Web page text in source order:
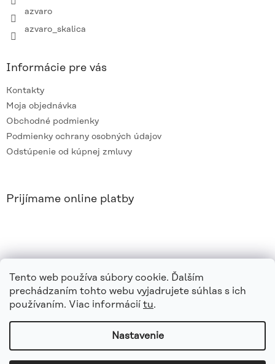
Tento web používa súbory cookie. Ďalším
prechádzaním tohto webu vyjadrujete súhlas s ich
používaním. Viac informácií tu.
Nastavenie
azvaro
azvaro_skalica
Informácie pre vás
Kontakty
Moja objednávka
Obchodné podmienky
Podmienky ochrany osobných údajov
Odstúpenie od kúpnej zmluvy
Prijímame online platby
Vytvoril Shoptet|